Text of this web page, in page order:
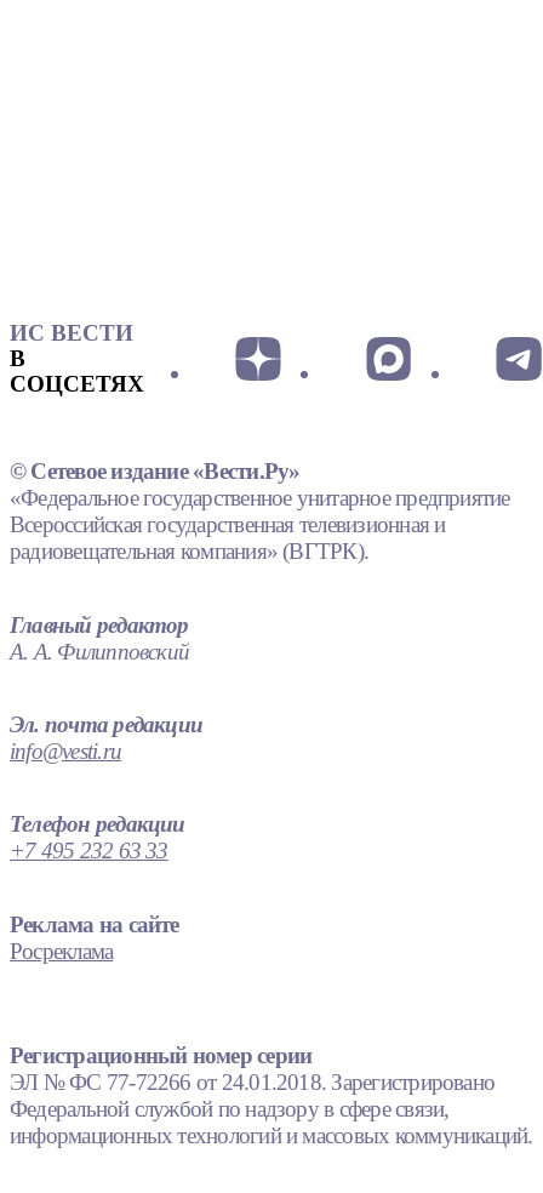
ИС ВЕСТИ
В
СОЦСЕТЯХ
© Сетевое издание «Вести.Ру»
«Федеральное государственное унитарное предприятие
Всероссийская государственная телевизионная и
радиовещательная компания» (ВГТРК).
Главный редактор
А. А. Филипповский
Эл. почта редакции
info@vesti.ru
Телефон редакции
+7 495 232 63 33
Реклама на сайте
Росреклама
Регистрационный номер серии
ЭЛ № ФС 77-72266 от 24.01.2018. Зарегистрировано
Федеральной службой по надзору в сфере связи,
информационных технологий и массовых коммуникаций.